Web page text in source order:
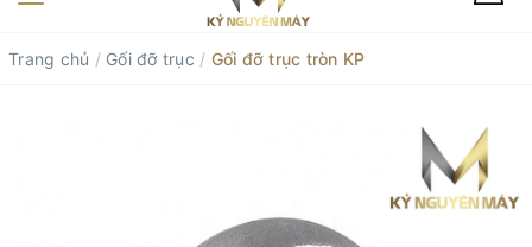
Trang chủ / Gối đỡ trục / Gối đỡ trục tròn KP